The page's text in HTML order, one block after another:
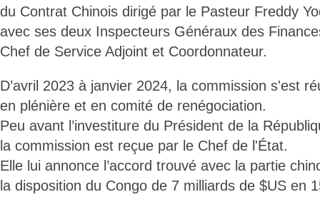
du Contrat Chinois dirigé par le Pasteur Freddy
avec ses deux Inspecteurs Généraux des
Chef de Service Adjoint et Coordonnateur.
D’avril 2023 à janvier 2024, la commission s'est
en plénière et en comité de renégociation.
Peu avant l’investiture du Président de la
la commission est reçue par le Chef de l'État.
Elle lui annonce l’accord trouvé avec la partie
la disposition du Congo de 7 milliards de $US en